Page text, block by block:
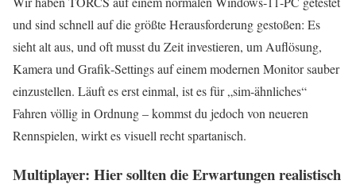
und sind schnell auf die größte Herausforderung gestoßen: Es
sieht alt aus, und oft musst du Zeit investieren, um Auflösung,
Kamera und Grafik‑Settings auf einem modernen Monitor sauber
einzustellen. Läuft es erst einmal, ist es für „sim‑ähnliches“
Fahren völlig in Ordnung – kommst du jedoch von neueren
Rennspielen, wirkt es visuell recht spartanisch.
Multiplayer: Hier sollten die Erwartungen realistisch